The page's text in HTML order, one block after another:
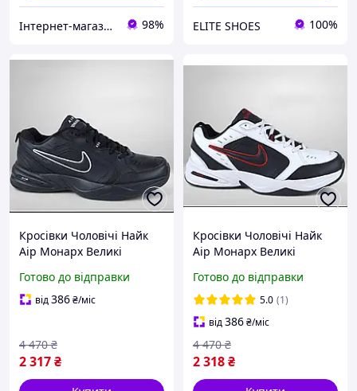
Інтернет-магазин "Streetmoda" 98% ELITE SHOES 100%
Кросівки Чоловічі Найк
Аір Монарх Великі
Monarch Натуральна
шкіра Осінь Весна Чорні
Готово до відправки
від386₴/міс
2 317₴
4 470 ₴
Кросівки Чоловічі Найк
Аір Монарх Великі
Monarch Натуральна
шкіра Осінні Весна Білі
Готово до відправки
5.0 (1)
від386₴/міс
2 318₴
4 470 ₴